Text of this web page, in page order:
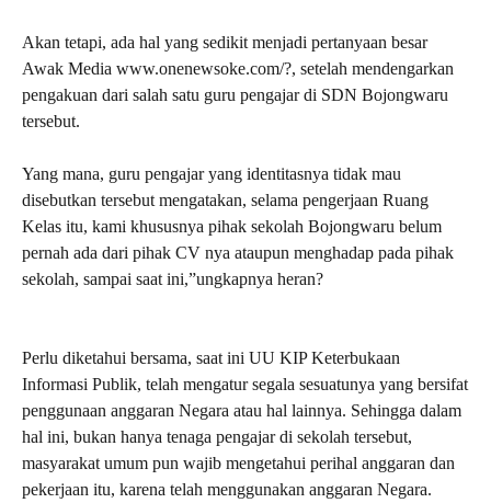
Akan tetapi, ada hal yang sedikit menjadi pertanyaan besar
Awak Media www.onenewsoke.com/?, setelah mendengarkan
pengakuan dari salah satu guru pengajar di SDN Bojongwaru
tersebut.
Yang mana, guru pengajar yang identitasnya tidak mau
disebutkan tersebut mengatakan, selama pengerjaan Ruang
Kelas itu, kami khususnya pihak sekolah Bojongwaru belum
pernah ada dari pihak CV nya ataupun menghadap pada pihak
sekolah, sampai saat ini,”ungkapnya heran?
Perlu diketahui bersama, saat ini UU KIP Keterbukaan
Informasi Publik, telah mengatur segala sesuatunya yang bersifat
penggunaan anggaran Negara atau hal lainnya. Sehingga dalam
hal ini, bukan hanya tenaga pengajar di sekolah tersebut,
masyarakat umum pun wajib mengetahui perihal anggaran dan
pekerjaan itu, karena telah menggunakan anggaran Negara.